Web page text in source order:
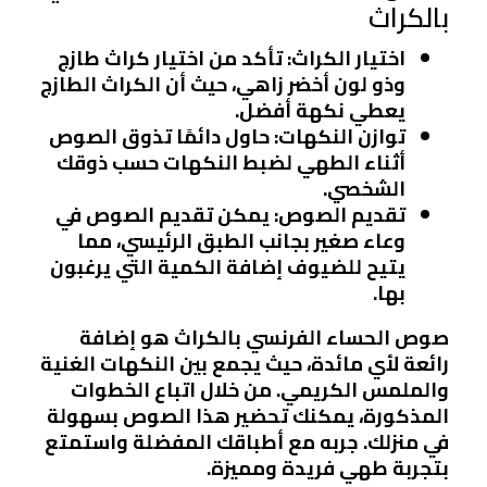
بالكراث
اختيار الكراث: تأكد من اختيار كراث طازج
وذو لون أخضر زاهي، حيث أن الكراث الطازج
يعطي نكهة أفضل.
توازن النكهات: حاول دائمًا تذوق الصوص
أثناء الطهي لضبط النكهات حسب ذوقك
الشخصي.
تقديم الصوص: يمكن تقديم الصوص في
وعاء صغير بجانب الطبق الرئيسي، مما
يتيح للضيوف إضافة الكمية التي يرغبون
بها.
صوص الحساء الفرنسي بالكراث هو إضافة
رائعة لأي مائدة، حيث يجمع بين النكهات الغنية
والملمس الكريمي. من خلال اتباع الخطوات
المذكورة، يمكنك تحضير هذا الصوص بسهولة
في منزلك. جربه مع أطباقك المفضلة واستمتع
بتجربة طهي فريدة ومميزة.